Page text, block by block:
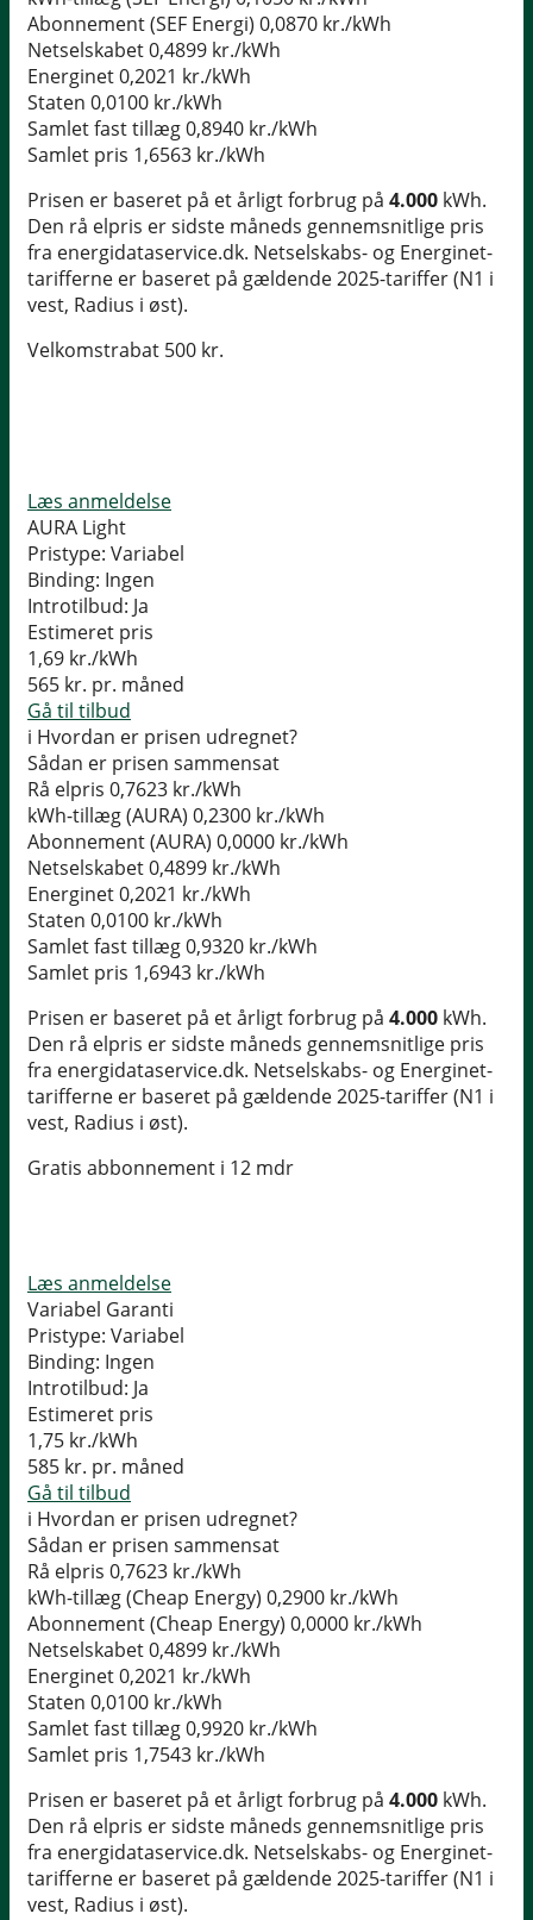
Abonnement (SEF Energi) 0,0870 kr./kWh
Netselskabet0,4899 kr./kWh
Energinet0,2021 kr./kWh
Staten 0,0100 kr./kWh
Samlet fast tillæg0,8940 kr./kWh
Samlet pris 1,6563 kr./kWh
Prisen er baseret på et årligt forbrug på 4.000 kWh.
Den rå elpris er sidste måneds gennemsnitlige pris
fra energidataservice.dk. Netselskabs- og Energinet-
tarifferne er baseret på gældende 2025-tariffer (N1 i
vest, Radius i øst).
Velkomstrabat 500 kr.
Læs anmeldelse
AURA Light
Pristype: Variabel
Binding: Ingen
Introtilbud: Ja
Estimeret pris
1,69 kr./kWh
565 kr. pr. måned
Gå til tilbud
i Hvordan er prisen udregnet?
Sådan er prisen sammensat
Rå elpris 0,7623 kr./kWh
kWh-tillæg (AURA) 0,2300 kr./kWh
Abonnement (AURA) 0,0000 kr./kWh
Netselskabet0,4899 kr./kWh
Energinet0,2021 kr./kWh
Staten 0,0100 kr./kWh
Samlet fast tillæg0,9320 kr./kWh
Samlet pris 1,6943 kr./kWh
Prisen er baseret på et årligt forbrug på 4.000 kWh.
Den rå elpris er sidste måneds gennemsnitlige pris
fra energidataservice.dk. Netselskabs- og Energinet-
tarifferne er baseret på gældende 2025-tariffer (N1 i
vest, Radius i øst).
Gratis abbonnement i 12 mdr
Læs anmeldelse
Variabel Garanti
Pristype: Variabel
Binding: Ingen
Introtilbud: Ja
Estimeret pris
1,75 kr./kWh
585 kr. pr. måned
Gå til tilbud
i Hvordan er prisen udregnet?
Sådan er prisen sammensat
Rå elpris 0,7623 kr./kWh
kWh-tillæg (Cheap Energy) 0,2900 kr./kWh
Abonnement (Cheap Energy) 0,0000 kr./kWh
Netselskabet0,4899 kr./kWh
Energinet0,2021 kr./kWh
Staten 0,0100 kr./kWh
Samlet fast tillæg0,9920 kr./kWh
Samlet pris 1,7543 kr./kWh
Prisen er baseret på et årligt forbrug på 4.000 kWh.
Den rå elpris er sidste måneds gennemsnitlige pris
fra energidataservice.dk. Netselskabs- og Energinet-
tarifferne er baseret på gældende 2025-tariffer (N1 i
vest, Radius i øst).